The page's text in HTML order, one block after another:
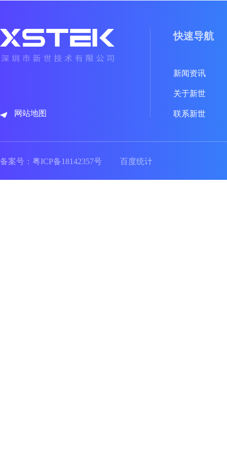
网站地图
快速导航
新闻资讯
关于新世
联系新世
备案号： 粤ICP备18142357号 百度统计